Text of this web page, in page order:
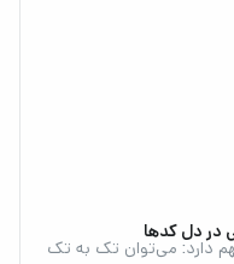
مشاهده است. قیمت بیت
در دل کدها
دارد: می‌توان تک به تک